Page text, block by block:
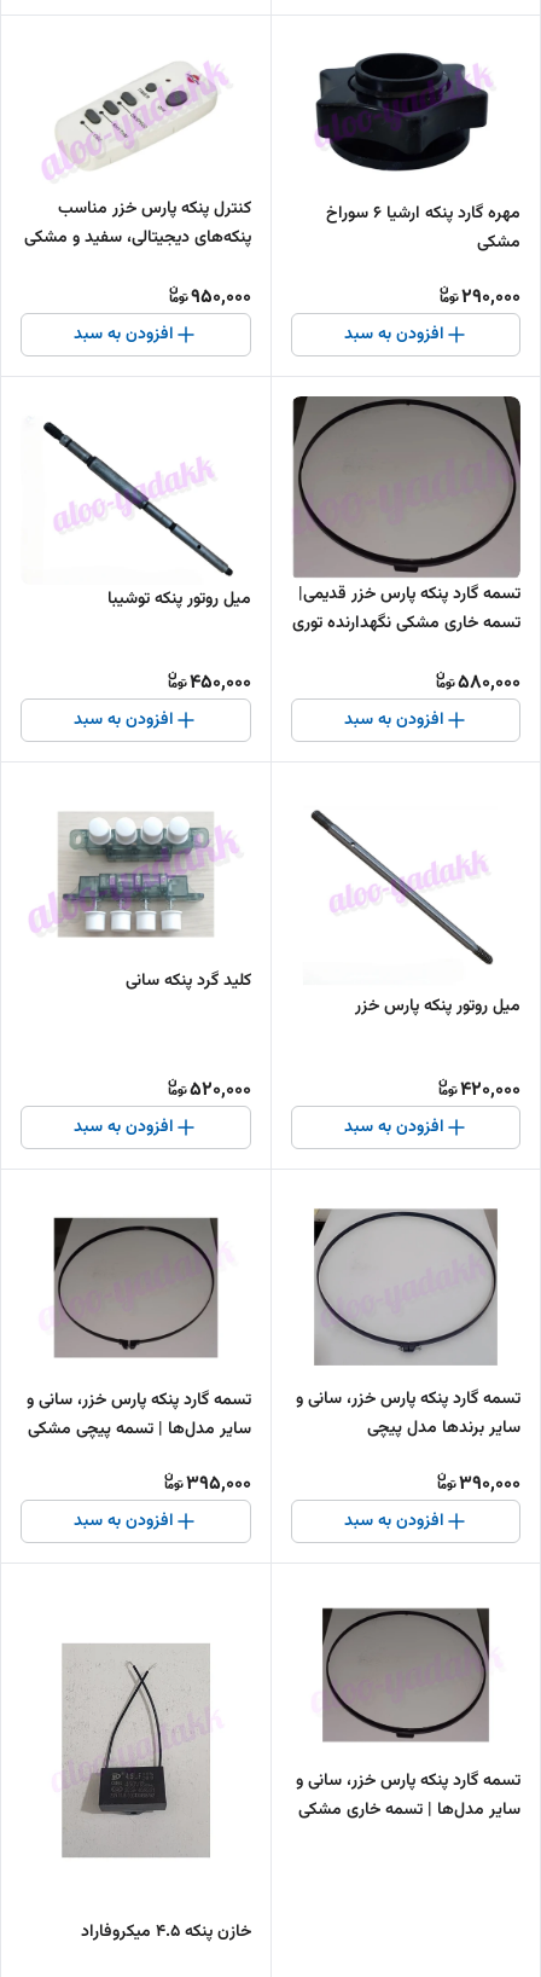
مهره گارد پنکه ارشیا ۶ سوراخ
مشکی
290,000
افزودن به سبد
کنترل پنکه پارس خزر مناسب
پنکه‌های دیجیتالی، سفید و مشکی
950,000
افزودن به سبد
تسمه گارد پنکه پارس خزر قدیمی|
تسمه خاری مشکی نگهدارنده توری
580,000
افزودن به سبد
میل روتور پنکه توشیبا
450,000
افزودن به سبد
میل روتور پنکه پارس خزر
420,000
افزودن به سبد
کلید گرد پنکه سانی
520,000
افزودن به سبد
تسمه گارد پنکه پارس خزر، سانی و
سایر برندها مدل پیچی
390,000
افزودن به سبد
تسمه گارد پنکه پارس خزر، سانی و
سایر مدل‌ها | تسمه پیچی مشکی
395,000
افزودن به سبد
تسمه گارد پنکه پارس خزر، سانی و
سایر مدل‌ها | تسمه خاری مشکی
خازن پنکه 4.5 میکروفاراد